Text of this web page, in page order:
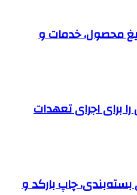
محصول، خدمات و
برای اجرای تعهدات
بسته‌بندی، چاپ بارکد و